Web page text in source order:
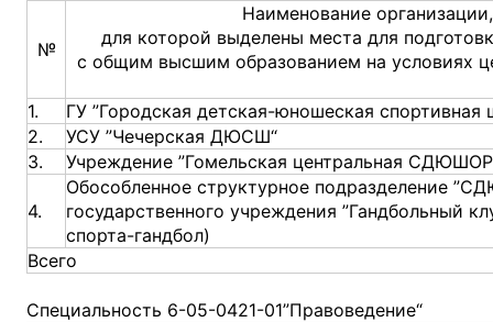
№
Наименование организации,
для которой выделены места для
с общим высшим образованием на условиях
1.
ГУ ”Городская детская-юношеская
2.
УСУ ”Чечерская ДЮСШ“
3.
Учреждение ”Гомельская центральная
4.
Обособленное структурное подразделение
государственного учреждения ”Гандбольный
спорта-гандбол)
Всего
Специальность 6-05-0421-01”Правоведение“